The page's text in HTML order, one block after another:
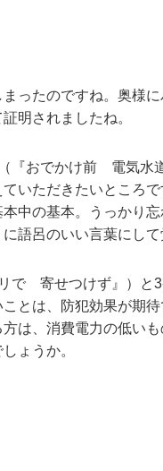
ったのですね。奥様
明されましたね。
『おでかけ前 電気
いただきたいところ
中の基本。うっかり
語呂のいい言葉にし
で 寄せつけず』）
とは、防犯効果が期
は、消費電力の低い
ょうか。